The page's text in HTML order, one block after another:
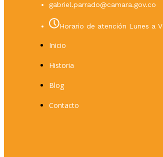
gabriel.parrado@camara.gov.co
Horario de atención Lunes a
Inicio
Historia
Blog
Contacto